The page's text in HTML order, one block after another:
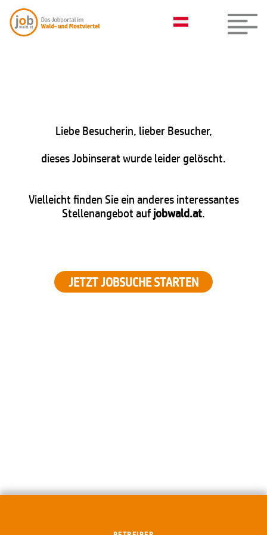
Liebe Besucherin, lieber Besucher,
dieses Jobinserat wurde leider gelöscht.
Vielleicht finden Sie ein anderes interessantes
Stellenangebot aufjobwald.at.
JETZT JOBSUCHE STARTEN